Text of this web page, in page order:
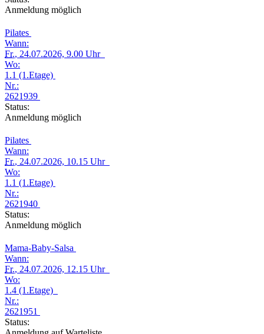
Anmeldung möglich
Pilates
Wann:
Fr., 24.07.2026, 9.00 Uhr
Wo:
1.1 (1.Etage)
Nr.:
2621939
Status:
Anmeldung möglich
Pilates
Wann:
Fr., 24.07.2026, 10.15 Uhr
Wo:
1.1 (1.Etage)
Nr.:
2621940
Status:
Anmeldung möglich
Mama-Baby-Salsa
Wann:
Fr., 24.07.2026, 12.15 Uhr
Wo:
1.4 (1.Etage)
Nr.:
2621951
Status: